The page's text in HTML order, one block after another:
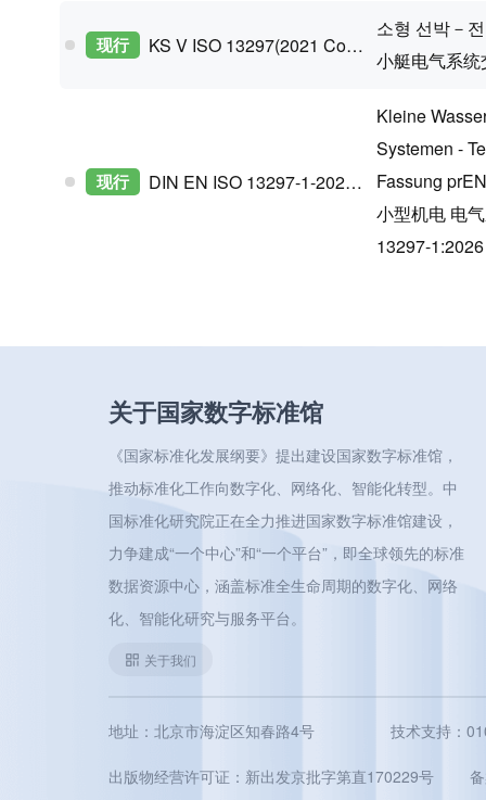
现行 KS V ISO 13297(2021 Confirm)
소형 선박－
小艇电气系
现行 DIN EN ISO 13297-1-2026-08
Kleine
Systemen -
Fassung
小型机电 电
13297-
关于国家数字标准馆
《国家标准化发展纲要》提出建设国家数字标准馆，
推动标准化工作向数字化、网络化、智能化转型。中
国标准化研究院正在全力推进国家数字标准馆建设，
力争建成“一个中心”和“一个平台”，即全球领先的标准
数据资源中心，涵盖标准全生命周期的数字化、网络
化、智能化研究与服务平台。
关于我们
地址：北京市海淀区知春路4号 技术支持：
出版物经营许可证：新出发京批字第直170229号